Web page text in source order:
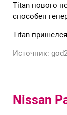
Titan нового
способен
Titan
Источник:
Nissan